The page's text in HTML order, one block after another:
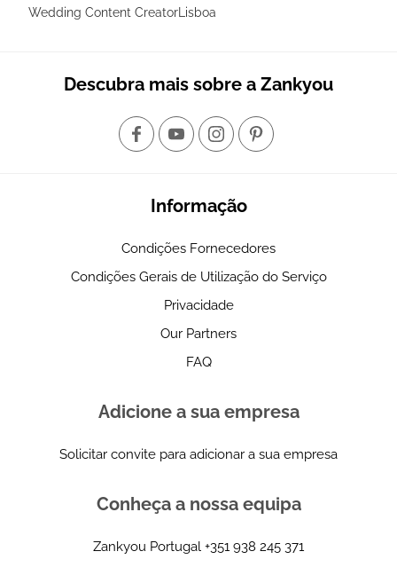
Wedding Content CreatorLisboa
Descubra mais sobre a Zankyou
Informação
Condições Fornecedores
Condições Gerais de Utilização do Serviço
Privacidade
Our Partners
FAQ
Adicione a sua empresa
Solicitar convite para adicionar a sua empresa
Conheça a nossa equipa
Zankyou Portugal +351 938 245 371